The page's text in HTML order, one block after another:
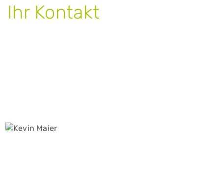
Ihr Kontakt